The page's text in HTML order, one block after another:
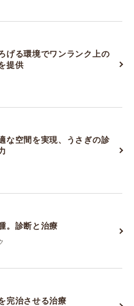
げる環境でワンランク上の
提供
な空間を実現、うさぎの診
。診断と治療
完治させる治療